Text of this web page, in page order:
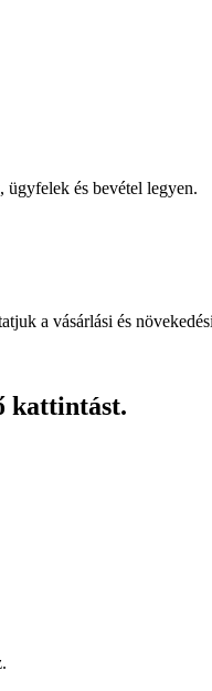
és bevétel legyen.
a vásárlási és
kattintást.